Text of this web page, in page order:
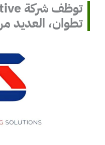
تطوان، العديد